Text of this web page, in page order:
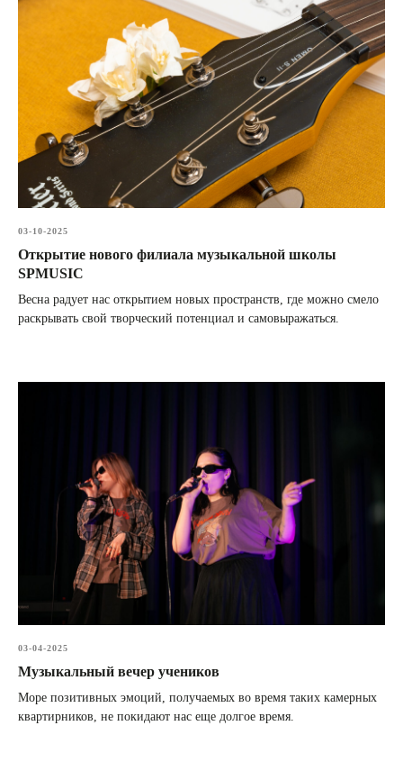
03-10-2025
Открытие нового филиала музыкальной школы
SPMUSIC
Весна радует нас открытием новых пространств, где можно смело
раскрывать свой творческий потенциал и самовыражаться.
03-04-2025
Музыкальный вечер учеников
Море позитивных эмоций, получаемых во время таких камерных
квартирников, не покидают нас еще долгое время.